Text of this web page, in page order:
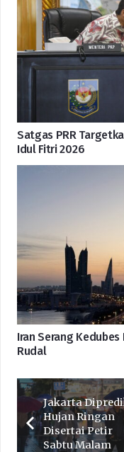
Satgas PRR
Idul Fitri 2026
Iran Serang
Rudal
Jakarta
Hujan Ringan
Disertai Petir
Sabtu Malam